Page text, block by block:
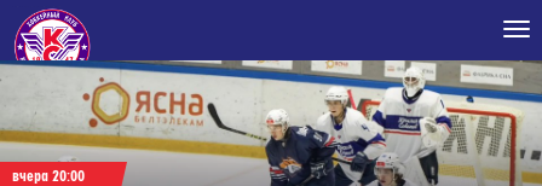
вчера 20:00